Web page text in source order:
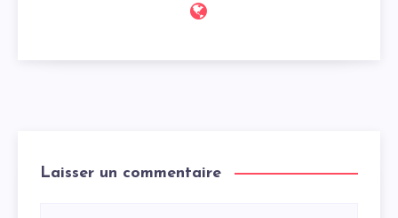
Laisser un commentaire